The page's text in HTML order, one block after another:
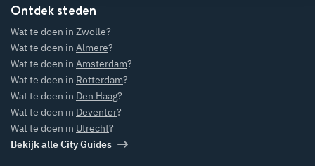
Ontdek steden
Wat te doen in Zwolle?
Wat te doen in Almere?
Wat te doen in Amsterdam?
Wat te doen in Rotterdam?
Wat te doen in Den Haag?
Wat te doen in Deventer?
Wat te doen in Utrecht?
Bekijk alle City Guides